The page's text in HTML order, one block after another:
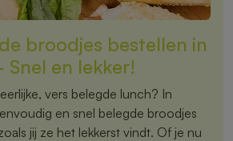
broodjes bestellen in
en lekker!
vers belegde lunch? In
en snel belegde broodjes
jij ze het lekkerst vindt. Of je nu